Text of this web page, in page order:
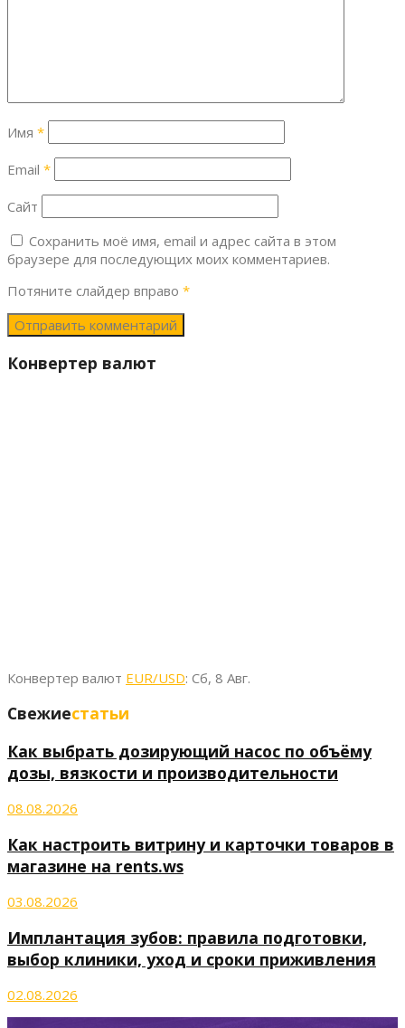
Имя *
Email *
Сайт
Сохранить моё имя, email и адрес сайта в этом
браузере для последующих моих комментариев.
Потяните слайдер вправо *
Конвертер валют
Конвертер валют EUR/USD: Сб, 8 Авг.
Свежиестатьи
Как выбрать дозирующий насос по объёму
дозы, вязкости и производительности
08.08.2026
Как настроить витрину и карточки товаров в
магазине на rents.ws
03.08.2026
Имплантация зубов: правила подготовки,
выбор клиники, уход и сроки приживления
02.08.2026